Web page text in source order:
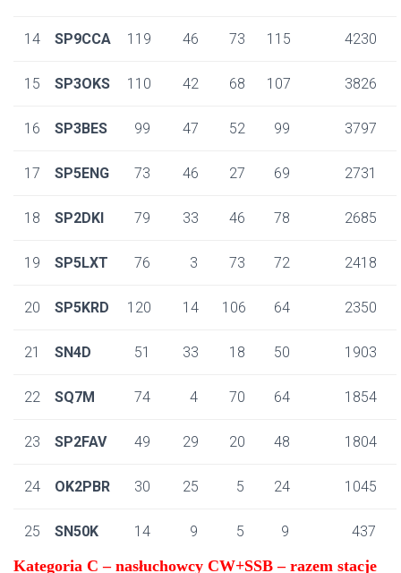
14 SP9CCA 119 46 73 115 4230
15 SP3OKS 110 42 68 107 3826
16 SP3BES 99 47 52 99 3797
17 SP5ENG 73 46 27 69 2731
18 SP2DKI 79 33 46 78 2685
19 SP5LXT 76 3 73 72 2418
20 SP5KRD 120 14 106 64 2350
21 SN4D 51 33 18 50 1903
22 SQ7M 74 4 70 64 1854
23 SP2FAV 49 29 20 48 1804
24 OK2PBR 30 25 5 24 1045
25 SN50K 14 9 5 9 437
Kategoria C – nasłuchowcy CW+SSB – razem stacje